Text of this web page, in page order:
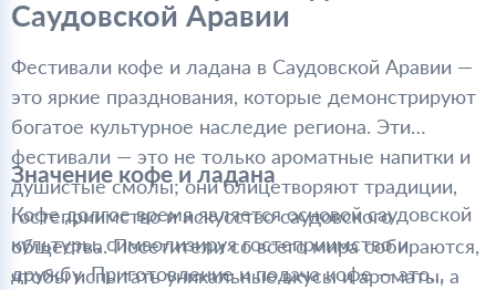
Саудовской Аравии
Фестивали кофе и ладана в Саудовской Аравии —
это яркие празднования, которые демонстрируют
богатое культурное наследие региона. Эти
фестивали — это не только ароматные напитки и
душистые смолы; они олицетворяют традиции,
гостеприимство и искусство саудовского
общества. Посетители со всего мира собираются,
чтобы испытать уникальные вкусы и ароматы, а
Значение кофе и ладана
Кофе долгое время является основой саудовской
культуры, символизируя гостеприимство и
дружбу. Приготовление и подача кофе — это